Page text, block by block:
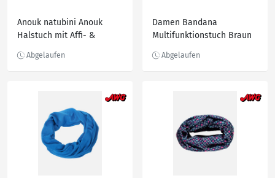
Anouk natubini Anouk
Halstuch mit Affi- &
Damen Bandana
Multifunktionstuch Braun